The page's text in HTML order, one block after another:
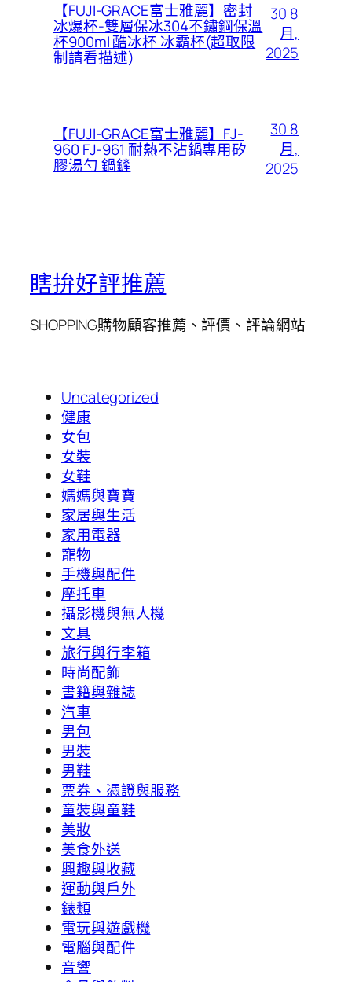
【FUJI-GRACE富士雅麗】密封
冰爆杯-雙層保冰304不鏽鋼保溫
杯900ml 酷冰杯 冰霸杯(超取限
制請看描述)
30 8
月,
2025
【FUJI-GRACE富士雅麗】FJ-
960 FJ-961 耐熱不沾鍋專用矽
膠湯勺 鍋鏟
30 8
月,
2025
瞎拚好評推薦
SHOPPING購物顧客推薦、評價、評論網站
Uncategorized
健康
女包
女裝
女鞋
媽媽與寶寶
家居與生活
家用電器
寵物
手機與配件
摩托車
攝影機與無人機
文具
旅行與行李箱
時尚配飾
書籍與雜誌
汽車
男包
男裝
男鞋
票券、憑證與服務
童裝與童鞋
美妝
美食外送
興趣與收藏
運動與戶外
錶類
電玩與遊戲機
電腦與配件
音響